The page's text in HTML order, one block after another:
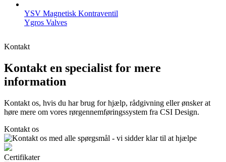
YSV Magnetisk Kontraventil
Ygros Valves
Kontakt
Kontakt en specialist for mere
information
Kontakt os, hvis du har brug for hjælp, rådgivning eller ønsker at
høre mere om vores rørgennemføringssystem fra CSI Design.
Kontakt os
Certifikater